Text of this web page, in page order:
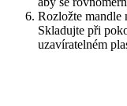
Rozložte mandle
Skladujte při
uzavíratelném